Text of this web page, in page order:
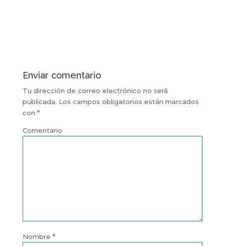
Enviar comentario
Tu dirección de correo electrónico no será
publicada. Los campos obligatorios están marcados
con *
Comentario
Nombre *